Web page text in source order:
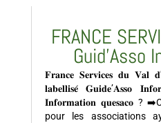
FRANCE
Guid’Asso
𝐅𝐫𝐚𝐧𝐜𝐞 𝐒𝐞𝐫𝐯𝐢𝐜𝐞𝐬 𝐝𝐮 𝐕𝐚𝐥
𝐥𝐚𝐛𝐞𝐥𝐥𝐢𝐬𝐞́ 𝐆𝐮𝐢𝐝𝐞’𝐀𝐬𝐬𝐨
𝐈𝐧𝐟𝐨𝐫𝐦𝐚𝐭𝐢𝐨𝐧 𝐪𝐮𝐞𝐬𝐚𝐜𝐨 ?
pour les associations